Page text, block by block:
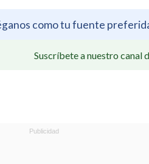
como tu fuente
Suscríbete a nuestro canal